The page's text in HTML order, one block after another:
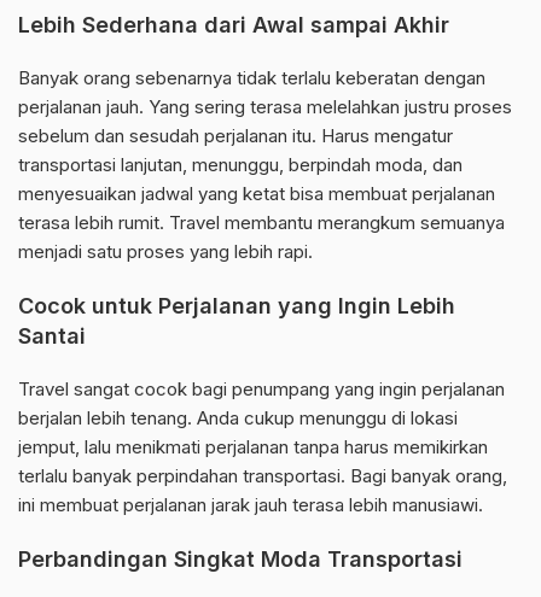
Lebih Sederhana dari Awal sampai Akhir
Banyak orang sebenarnya tidak terlalu keberatan dengan
perjalanan jauh. Yang sering terasa melelahkan justru proses
sebelum dan sesudah perjalanan itu. Harus mengatur
transportasi lanjutan, menunggu, berpindah moda, dan
menyesuaikan jadwal yang ketat bisa membuat perjalanan
terasa lebih rumit. Travel membantu merangkum semuanya
menjadi satu proses yang lebih rapi.
Cocok untuk Perjalanan yang Ingin Lebih
Santai
Travel sangat cocok bagi penumpang yang ingin perjalanan
berjalan lebih tenang. Anda cukup menunggu di lokasi
jemput, lalu menikmati perjalanan tanpa harus memikirkan
terlalu banyak perpindahan transportasi. Bagi banyak orang,
ini membuat perjalanan jarak jauh terasa lebih manusiawi.
Perbandingan Singkat Moda Transportasi